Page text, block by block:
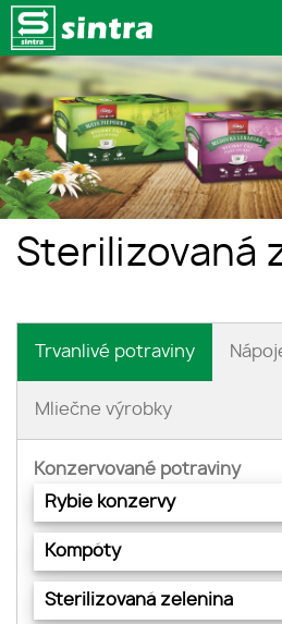
Sterilizovaná
Trvanlivé potraviny
Mliečne výrobky
Konzervované potraviny
Rybie konzervy
Kompóty
Sterilizovaná zelenina